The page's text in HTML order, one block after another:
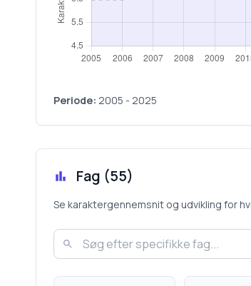
Periode: 2005 - 2025
Fag (55)
Se karaktergennemsnit og udvikling for